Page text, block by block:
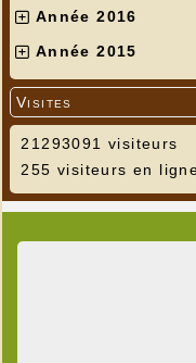
Année 2016
Année 2015
Visites
21293091 visiteurs
255 visiteurs en